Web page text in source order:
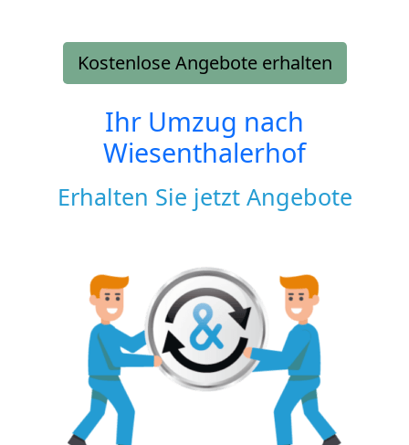
Kostenlose Angebote erhalten
Ihr Umzug nach
Wiesenthalerhof
Erhalten Sie jetzt Angebote